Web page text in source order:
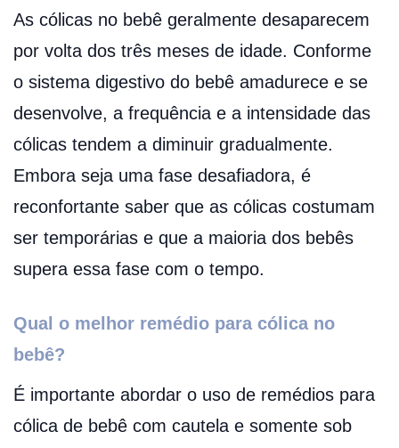
As cólicas no bebê geralmente desaparecem
por volta dos três meses de idade. Conforme
o sistema digestivo do bebê amadurece e se
desenvolve, a frequência e a intensidade das
cólicas tendem a diminuir gradualmente.
Embora seja uma fase desafiadora, é
reconfortante saber que as cólicas costumam
ser temporárias e que a maioria dos bebês
supera essa fase com o tempo.
Qual o melhor remédio para cólica no
bebê?
É importante abordar o uso de remédios para
cólica de bebê com cautela e somente sob